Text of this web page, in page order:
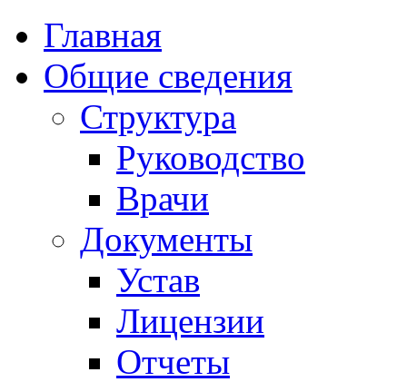
Главная
Общие сведения
Структура
Руководство
Врачи
Документы
Устав
Лицензии
Отчеты